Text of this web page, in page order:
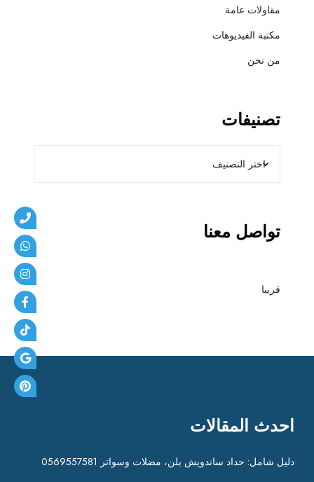
ل
ا
ت
م
ظ
ل
ا
ت
مقاولات عامة
مكتبة الفيديوهات
من نحن
تصنيفات
تواصل معنا
قريبا
احدث المقالات
دليل شامل: حداد ساندويش بلن، مضلات وسواتر 0569557581